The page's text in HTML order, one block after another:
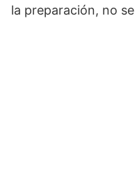
la preparación, no